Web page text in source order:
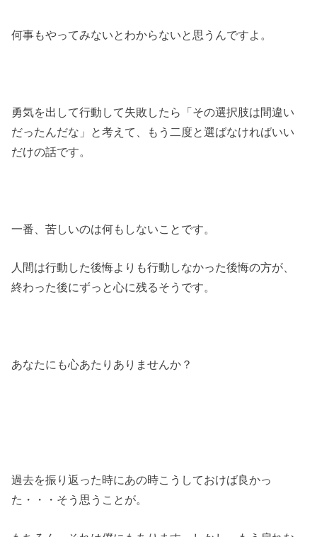
何事もやってみないとわからないと思うんですよ。
勇気を出して行動して失敗したら「その選択肢は間違い
だったんだな」と考えて、もう二度と選ばなければいい
だけの話です。
一番、苦しいのは何もしないことです。
人間は行動した後悔よりも行動しなかった後悔の方が、
終わった後にずっと心に残るそうです。
あなたにも心あたりありませんか？
過去を振り返った時にあの時こうしておけば良かっ
た・・・そう思うことが。